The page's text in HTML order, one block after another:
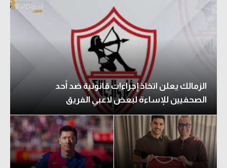
الزمالك يعلن اتخاذ إجراءات قانونية ضد أحد
الصحفيين للإساءة لبعض لاعبي الفريق